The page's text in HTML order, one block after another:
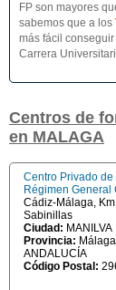
FP son mayores
sabemos que a los
más fácil
Carrera
Centros de
en MALAGA
Centro Privado
Régimen
Cádiz-Málaga,
Sabinillas
Ciudad: MANILVA
Provincia: Málaga
ANDALUCÍA
Código Postal: